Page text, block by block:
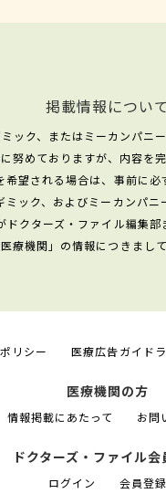
掲載情報について
ック、またはミーカンパニ
努めておりますが、内容を
望される場合は、事前に必
ック、およびミーカンパ
クターズ・ファイル編集部
療機関」の情報につきまし
リシー 医療広告ガイド
医療機関の方
情報掲載にあたって お問
ドクターズ・ファイル会
ログイン 会員登録